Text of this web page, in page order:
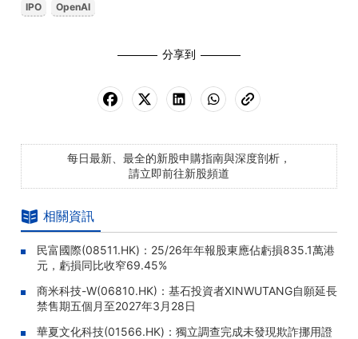
IPO OpenAI
分享到
每日最新、最全的新股申購指南與深度剖析，
請立即前往新股頻道
相關資訊
民富國際(08511.HK)：25/26年年報股東應佔虧損835.1萬港
元，虧損同比收窄69.45%
商米科技-W(06810.HK)：基石投資者XINWUTANG自願延長
禁售期五個月至2027年3月28日
華夏文化科技(01566.HK)：獨立調查完成未發現欺詐挪用證